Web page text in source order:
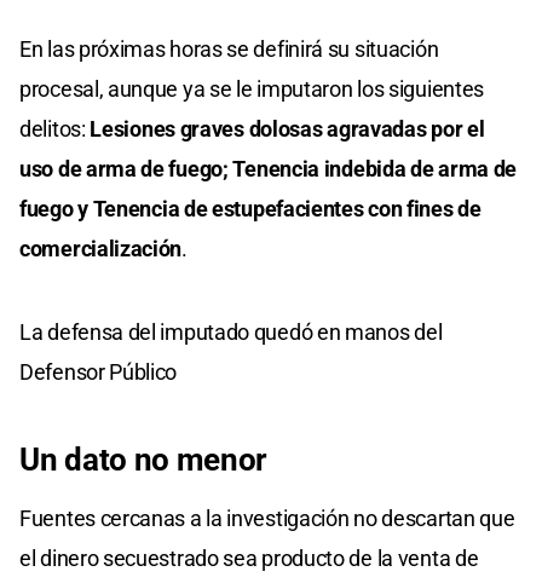
En las próximas horas se definirá su situación
procesal, aunque ya se le imputaron los siguientes
delitos: Lesiones graves dolosas agravadas por el
uso de arma de fuego; Tenencia indebida de arma de
fuego yTenencia de estupefacientes con fines de
comercialización.
La defensa del imputado quedó en manos del
Defensor Público
Un dato no menor
Fuentes cercanas a la investigación no descartan que
el dinero secuestrado sea producto de la venta de